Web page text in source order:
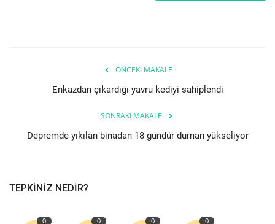
Restoranlar
Teknoloji
ÖNCEKI MAKALE
Enkazdan çıkardığı yavru kediyi sahiplendi
SONRAKI MAKALE
Depremde yıkılan binadan 18 gündür duman yükseliyor
TEPKINIZ NEDIR?
0 0 0 0